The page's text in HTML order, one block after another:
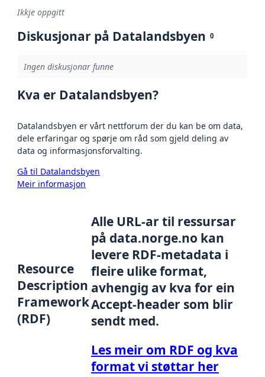
Ikkje oppgitt
Diskusjonar på Datalandsbyen 0
Ingen diskusjonar funne
Kva er Datalandsbyen?
Datalandsbyen er vårt nettforum der du kan be om data,
dele erfaringar og spørje om råd som gjeld deling av
data og informasjonsforvalting.
Gå til Datalandsbyen
Meir informasjon
Resource
Description
Framework
(RDF)
Alle URL-ar til ressursar
på data.norge.no kan
levere RDF-metadata i
fleire ulike format,
avhengig av kva for ein
Accept-header som blir
sendt med.
Les meir om RDF og kva
format vi støttar her